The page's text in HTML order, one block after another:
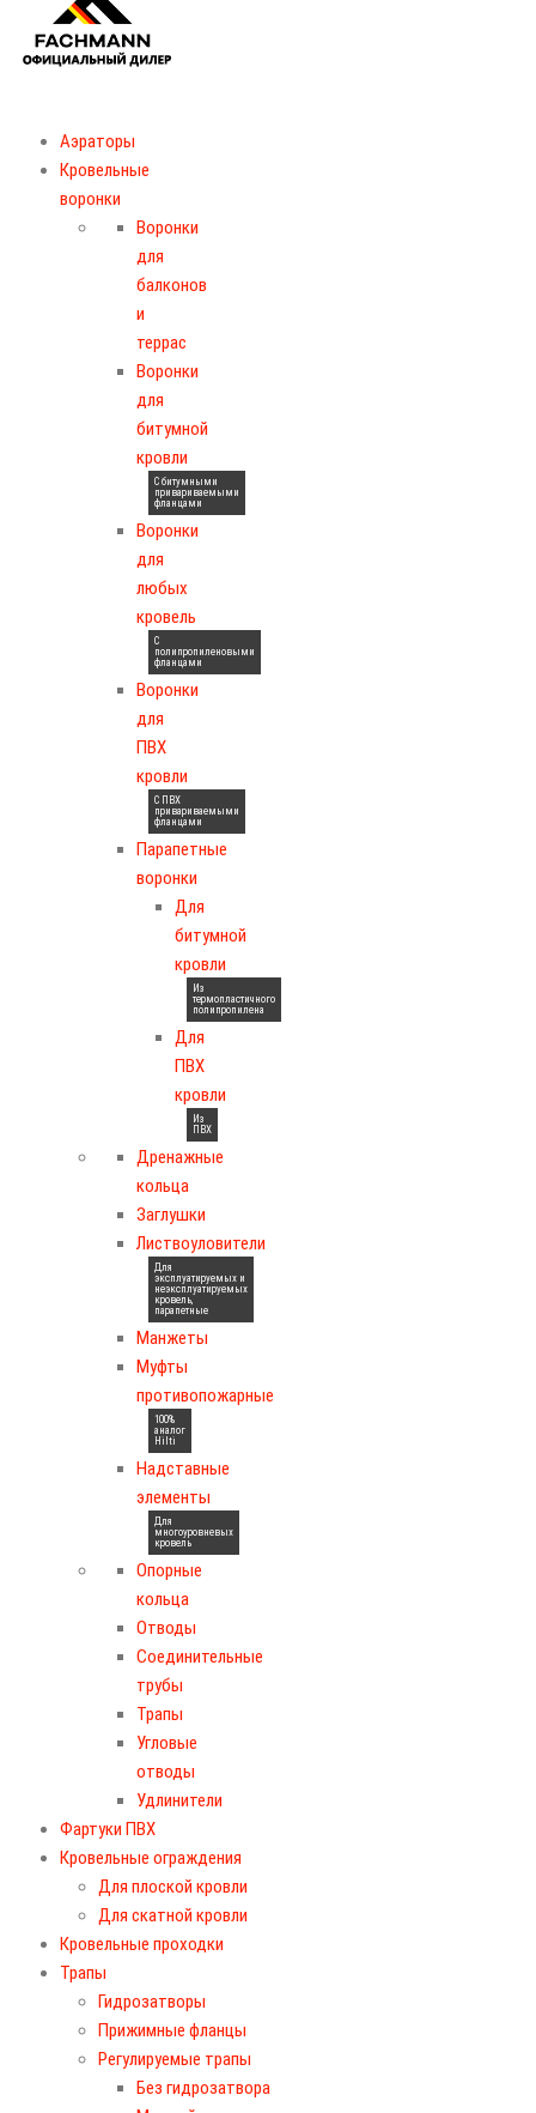
Аэраторы
Кровельные
воронки
Воронки
для
балконов
и
террас
Воронки
для
битумной
кровли
С битумными
привариваемыми
фланцами
Воронки
для
любых
кровель
С
полипропиленовыми
фланцами
Воронки
для
ПВХ
кровли
С ПВХ
привариваемыми
фланцами
Парапетные
воронки
Для
битумной
кровли
Из
термопластичного
полипропилена
Для
ПВХ
кровли
Из
ПВХ
Дренажные
кольца
Заглушки
Листвоуловители
Для
эксплуатируемых и
неэксплуатируемых
кровель,
парапетные
Манжеты
Муфты
противопожарные
100%
аналог
Hilti
Надставные
элементы
Для
многоуровневых
кровель
Опорные
кольца
Отводы
Соединительные
трубы
Трапы
Угловые
отводы
Удлинители
Фартуки ПВХ
Кровельные ограждения
Для плоской кровли
Для скатной кровли
Кровельные проходки
Трапы
Гидрозатворы
Прижимные фланцы
Регулируемые трапы
Без гидрозатвора